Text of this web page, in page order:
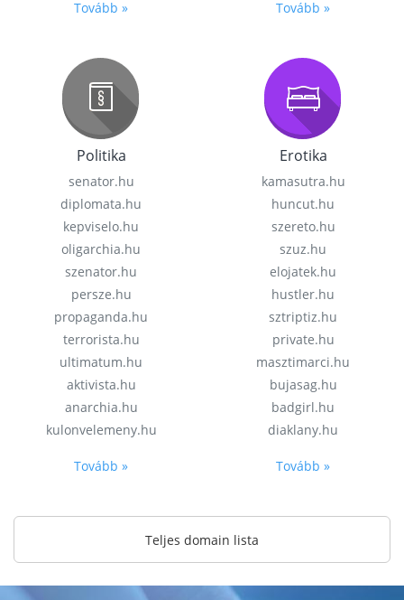
Tovább » Tovább »
Politika
senator.hu
diplomata.hu
kepviselo.hu
oligarchia.hu
szenator.hu
persze.hu
propaganda.hu
terrorista.hu
ultimatum.hu
aktivista.hu
anarchia.hu
kulonvelemeny.hu
Tovább »
Erotika
kamasutra.hu
huncut.hu
szereto.hu
szuz.hu
elojatek.hu
hustler.hu
sztriptiz.hu
private.hu
masztimarci.hu
bujasag.hu
badgirl.hu
diaklany.hu
Tovább »
Teljes domain lista